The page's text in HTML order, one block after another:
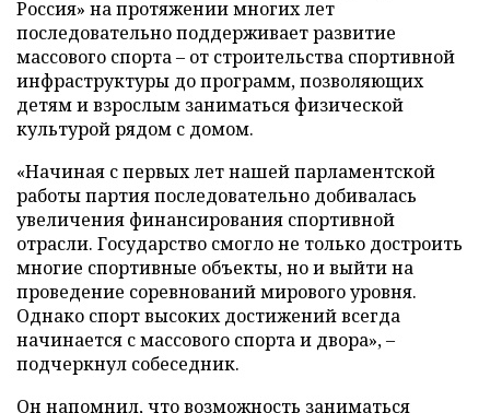
Россия» на протяжении многих лет
последовательно поддерживает развитие
массового спорта – от строительства спортивной
инфраструктуры до программ, позволяющих
детям и взрослым заниматься физической
культурой рядом с домом.
«Начиная с первых лет нашей парламентской
работы партия последовательно добивалась
увеличения финансирования спортивной
отрасли. Государство смогло не только достроить
многие спортивные объекты, но и выйти на
проведение соревнований мирового уровня.
Однако спорт высоких достижений всегда
начинается с массового спорта и двора», –
подчеркнул собеседник.
Он напомнил, что возможность заниматься